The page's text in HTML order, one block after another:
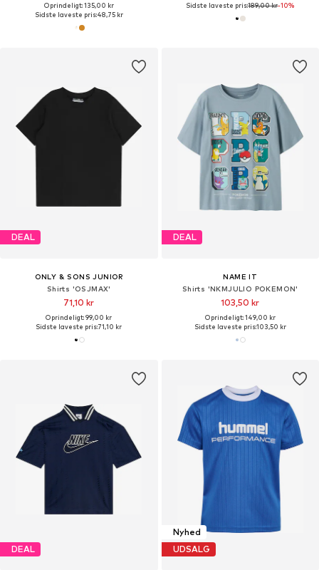
Oprindeligt: 135,00 kr
Sidste laveste pris:48,75 kr
Sidste laveste pris:189,00 kr-10%
DEAL
ONLY & SONS JUNIOR
Shirts 'OSJMAX'
71,10 kr
Oprindeligt: 99,00 kr
Sidste laveste pris:71,10 kr
DEAL
NAME IT
Shirts 'NKMJULIO POKEMON'
103,50 kr
Oprindeligt: 149,00 kr
Sidste laveste pris:103,50 kr
DEAL
Nyhed
UDSALG